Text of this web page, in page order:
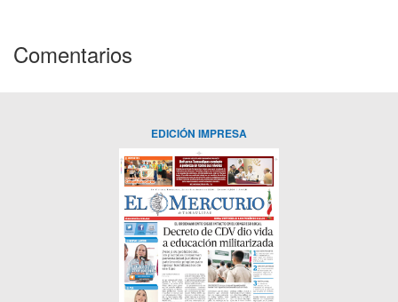
Comentarios
EDICIÓN IMPRESA